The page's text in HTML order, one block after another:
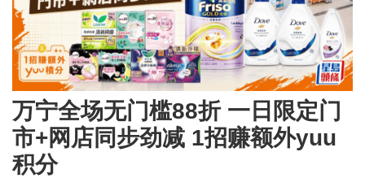
万宁全场无门槛88折 一日限定门
市+网店同步劲减 1招赚额外yuu
积分